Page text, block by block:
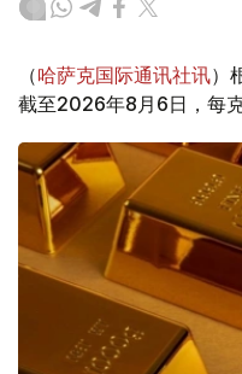
（哈萨克国际通讯社讯）
截至2026年8月6日，每